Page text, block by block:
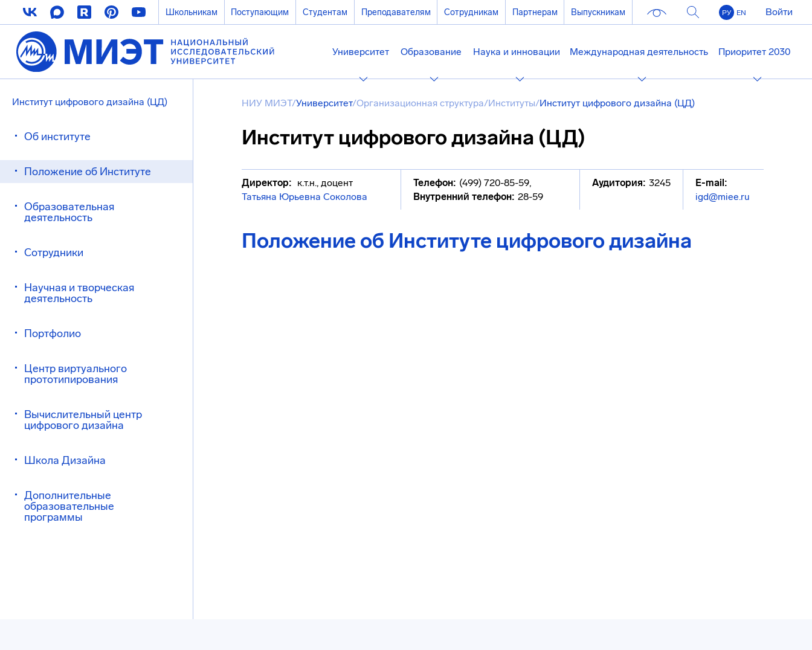
Школьникам Поступающим Студентам Преподавателям Сотрудникам Партнерам Выпускникам РУ EN Войти
Университет Образование Наука и инновации Международная деятельность Приоритет 2030
Институт цифрового дизайна (ЦД)
Об институте
Положение об Институте
Образовательная
деятельность
Сотрудники
Научная и творческая
деятельность
Портфолио
Центр виртуального
прототипирования
Вычислительный центр
цифрового дизайна
Школа Дизайна
Дополнительные
образовательные
программы
НИУ МИЭТ/Университет/Организационная структура/Институты/Институт цифрового дизайна (ЦД)
Институт цифрового дизайна (ЦД)
Директор: к.т.н., доцент
Татьяна Юрьевна Соколова
Телефон: (499) 720-85-59,
Внутренний телефон: 28-59
Аудитория: 3245
E-mail:
igd@miee.ru
Положение об Институте цифрового дизайна